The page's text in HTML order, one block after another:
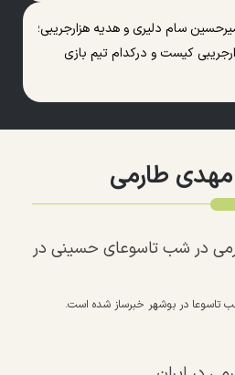
سام دلیری و هدیه هزارجریبی؛
کیست و درکدام تیم بازی
مهدی طارمی
در شب تاسوعای حسینی در
تاسوعا در بوشهر خبرساز شده است.